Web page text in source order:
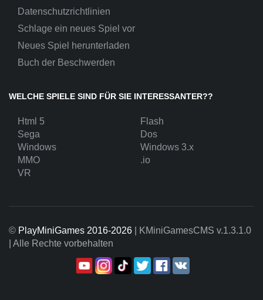
Datenschutzrichtlinien
Schlage ein neues Spiel vor
Neues Spiel herunterladen
Buch der Beschwerden
WELCHE SPIELE SIND FÜR SIE INTERESSANTER??
Html 5
Flash
Sega
Dos
Windows
Windows 3.x
MMO
.io
VR
© PlayMiniGames 2016-2026 | KMiniGamesCMS v.1.3.1.0
| Alle Rechte vorbehalten